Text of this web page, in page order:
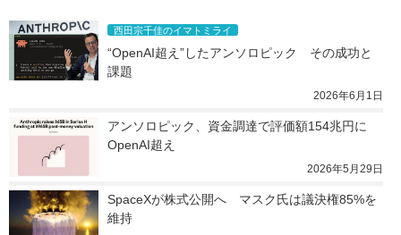
西田宗千佳のイマトミライ
“OpenAI超え”したアンソロピック　その成功と
課題
2026年6月1日
アンソロピック、資金調達で評価額154兆円に
OpenAI超え
2026年5月29日
SpaceXが株式公開へ　マスク氏は議決権85%を
維持